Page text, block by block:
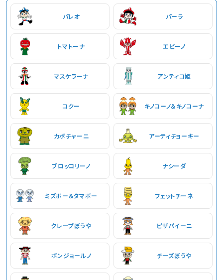
パレオ パーラ
トマトーナ エビーノ
マスケラーナ アンティコ姫
コクー キノコーノ＆キノコーナ
カボチャーニ アーティチョーキー
ブロッコリーノ ナシーダ
ミズボー＆タマボー フェットチーネ
クレープぼうや ピザパイーニ
ボンジョールノ チーズぼうや